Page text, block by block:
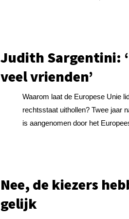
Judith Sargentini:
veel vrienden’
Waarom laat de Europese Unie
rechtsstaat uithollen? Twee jaar
is aangenomen door het
Nee, de kiezers
gelijk